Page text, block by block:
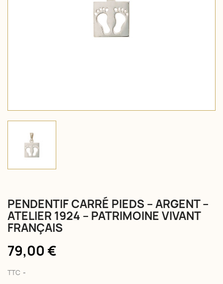
PENDENTIF CARRÉ PIEDS – ARGENT –
ATELIER 1924 – PATRIMOINE VIVANT
FRANÇAIS
79,00 €
TTC